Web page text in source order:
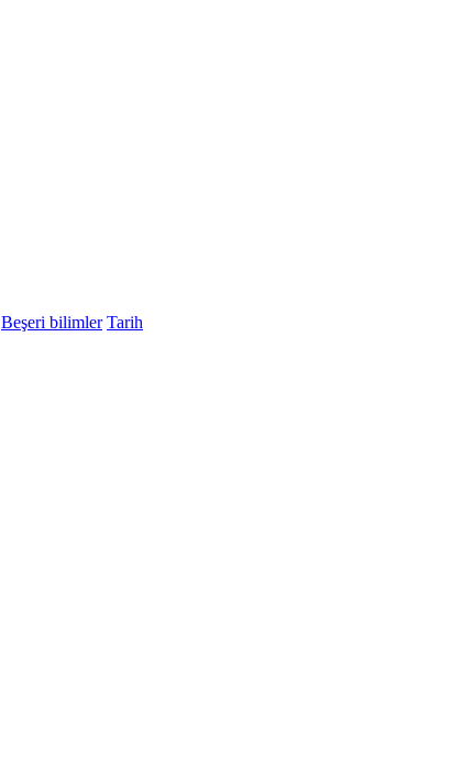
Beşeri bilimler Tarih